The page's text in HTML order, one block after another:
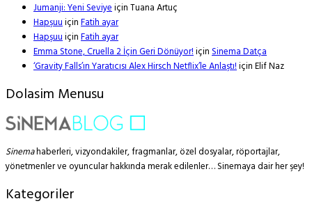
Jumanji: Yeni SeviyeiçinTuana Artuç
HapşuuiçinFatih ayar
HapşuuiçinFatih ayar
Emma Stone, Cruella 2 İçin Geri Dönüyor!içinSinema Datça
‘Gravity Falls’ın Yaratıcısı Alex Hirsch Netflix’le Anlaştı!içinElif Naz
Dolasim Menusu
Sinemahaberleri, vizyondakiler, fragmanlar, özel dosyalar, röportajlar,
yönetmenler ve oyuncular hakkında merak edilenler… Sinemaya dair her şey!
Kategoriler